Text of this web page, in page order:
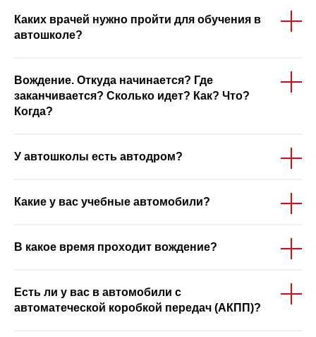
Каких врачей нужно пройти для обучения в
автошколе?
Вождение. Откуда начинается? Где
заканчивается? Сколько идет? Как? Что?
Когда?
У автошколы есть автодром?
Какие у вас учебные автомобили?
В какое время проходит вождение?
Есть ли у вас в автомобили с
автоматеческой коробкой передач (АКПП)?